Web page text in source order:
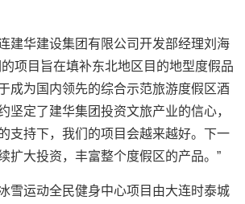
建华建设集团有限公司开发部经理刘海
项目旨在填补东北地区目的地型度假品
成为国内领先的综合示范旅游度假区酒
坚定了建华集团投资文旅产业的信心，
支持下，我们的项目会越来越好。下一
扩大投资，丰富整个度假区的产品。”
雪运动全民健身中心项目由大连时泰城